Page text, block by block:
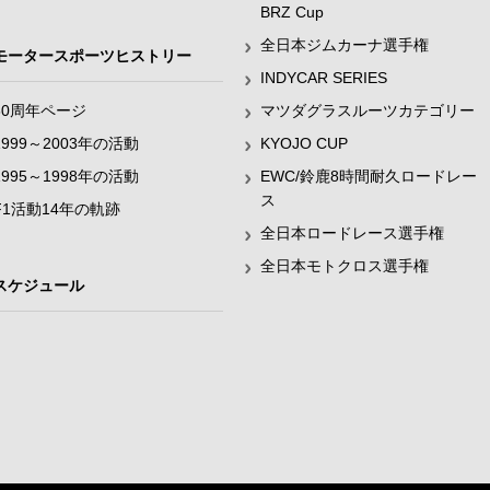
BRZ Cup
全日本ジムカーナ選手権
INDYCAR SERIES
マツダグラスルーツカテゴリー
KYOJO CUP
EWC/鈴鹿8時間耐久ロードレー
ス
全日本ロードレース選手権
全日本モトクロス選手権
ータースポーツヒストリー
周年ページ
～2003年の活動
～1998年の活動
活動14年の軌跡
ケジュール